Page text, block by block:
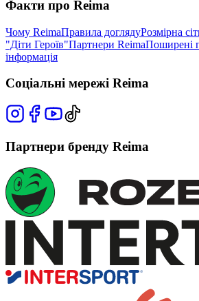
Факти про Reima
Чому ReimaПравила доглядуРозмірна
"Діти Героїв"Партнери ReimaПоширені
інформація
Соціальні мережі Reima
Партнери бренду Reima